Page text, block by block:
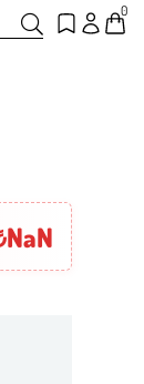
0